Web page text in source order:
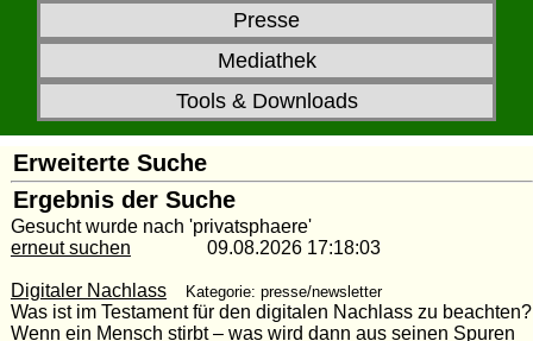
Presse
Mediathek
Tools & Downloads
Erweiterte Suche
Ergebnis der Suche
Gesucht wurde nach 'privatsphaere'
erneut suchen 09.08.2026 17:18:03
Digitaler Nachlass Kategorie: presse/newsletter
Was ist im Testament für den digitalen Nachlass zu beachten?
Wenn ein Mensch stirbt – was wird dann aus seinen Spuren